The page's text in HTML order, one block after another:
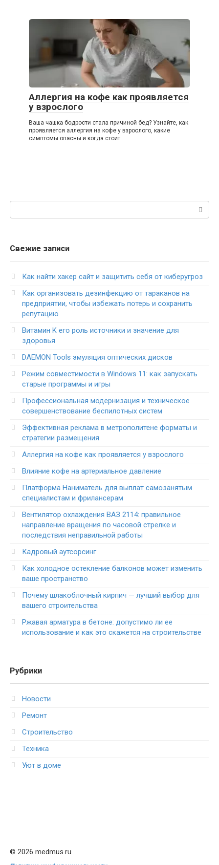
Аллергия на кофе как проявляется
у взрослого
Ваша чашка бодрости стала причиной бед? Узнайте, как
проявляется аллергия на кофе у взрослого, какие
симптомы опасны и когда стоит
Свежие записи
Как найти хакер сайт и защитить себя от киберугроз
Как организовать дезинфекцию от тараканов на
предприятии, чтобы избежать потерь и сохранить
репутацию
Витамин K его роль источники и значение для
здоровья
DAEMON Tools эмуляция оптических дисков
Режим совместимости в Windows 11: как запускать
старые программы и игры
Профессиональная модернизация и техническое
совершенствование беспилотных систем
Эффективная реклама в метрополитене форматы и
стратегии размещения
Аллергия на кофе как проявляется у взрослого
Влияние кофе на артериальное давление
Платформа Наниматель для выплат самозанятым
специалистам и фрилансерам
Вентилятор охлаждения ВАЗ 2114: правильное
направление вращения по часовой стрелке и
последствия неправильной работы
Кадровый аутсорсинг
Как холодное остекление балконов может изменить
ваше пространство
Почему шлакоблочный кирпич — лучший выбор для
вашего строительства
Ржавая арматура в бетоне: допустимо ли ее
использование и как это скажется на строительстве
Рубрики
Новости
Ремонт
Строительство
Техника
Уют в доме
© 2026 medmus.ru